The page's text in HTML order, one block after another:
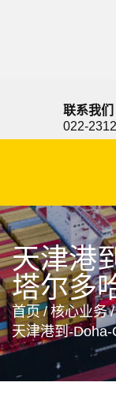
联系我们
022-
天津港
塔尔多
首页 / 核心业务 /
天津港到-